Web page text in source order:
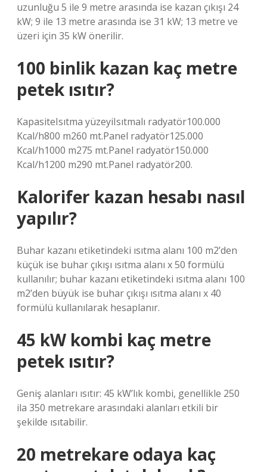
uzunluğu 5 ile 9 metre arasında ise kazan çıkışı 24
kW; 9 ile 13 metre arasında ise 31 kW; 13 metre ve
üzeri için 35 kW önerilir.
100 binlik kazan kaç metre
petek ısıtır?
KapasiteIsıtma yüzeyiIsıtmalı radyatör100.000
Kcal/h800 m260 mt.Panel radyatör125.000
Kcal/h1000 m275 mt.Panel radyatör150.000
Kcal/h1200 m290 mt.Panel radyatör200.
Kalorifer kazan hesabı nasıl
yapılır?
Buhar kazanı etiketindeki ısıtma alanı 100 m2’den
küçük ise buhar çıkışı ısıtma alanı x 50 formülü
kullanılır; buhar kazanı etiketindeki ısıtma alanı 100
m2’den büyük ise buhar çıkışı ısıtma alanı x 40
formülü kullanılarak hesaplanır.
45 kW kombi kaç metre
petek ısıtır?
Geniş alanları ısıtır: 45 kW’lık kombi, genellikle 250
ila 350 metrekare arasındaki alanları etkili bir
şekilde ısıtabilir.
20 metrekare odaya kaç